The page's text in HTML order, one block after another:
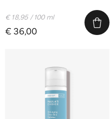
€ 36,00
€ 18,95 / 100 ml